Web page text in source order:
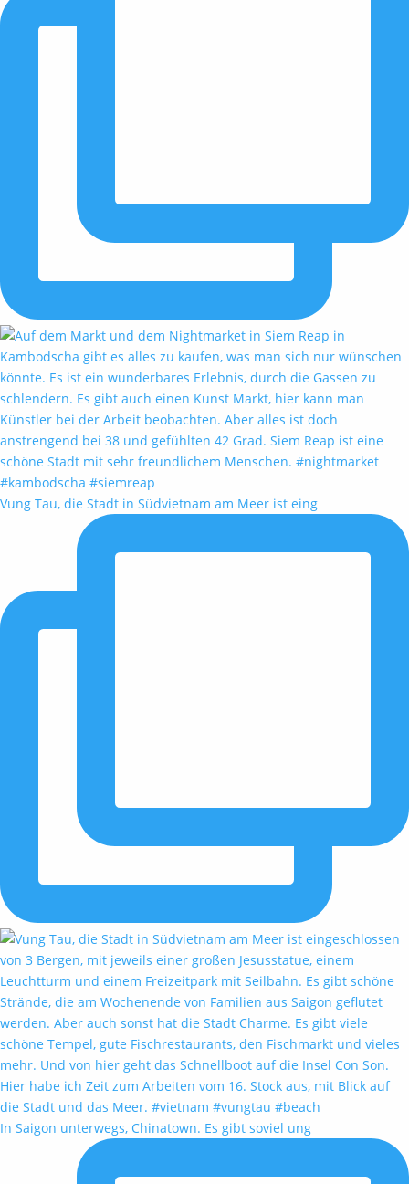
Vung Tau, die Stadt in Südvietnam am Meer ist eing
In Saigon unterwegs, Chinatown. Es gibt soviel ung